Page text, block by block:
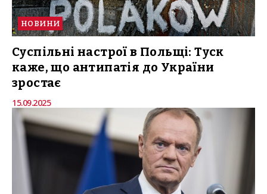
НОВИНИ
Суспільні настрої в Польщі: Туск
каже, що антипатія до України
зростає
15.09.2025